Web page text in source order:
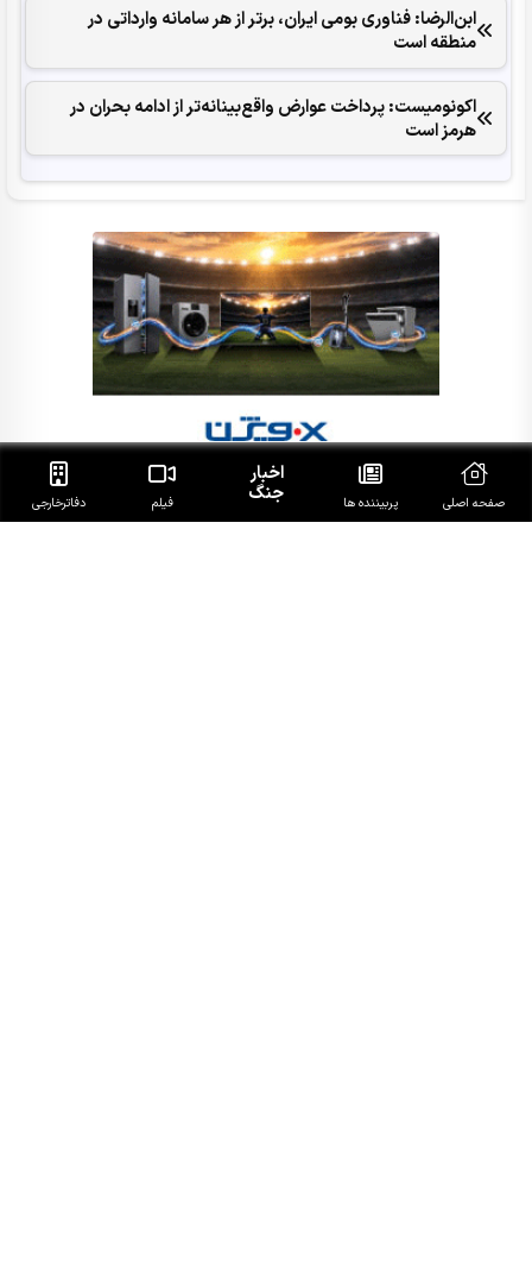
ابن‌الرضا: فناوری بومی ایران، برتر از هر سامانه وارداتی در
منطقه است
اکونومیست: پرداخت عوارض واقع‌بینانه‌تر از ادامه بحران در
هرمز است
صفحه اصلی پربیننده ها
اخبار
جنگ فیلم دفاتر‌خارجی